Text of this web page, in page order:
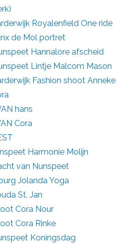
Royalenfield One ride
de Mol portret
Hannalore afscheid
Lintje Malcom Mason
Fashion shoot Anneke
hans
Cora
Harmonie Molijn
van Nunspeet
Jolanda Yoga
St. Jan
Cora Nour
Cora Rinke
Koningsdag